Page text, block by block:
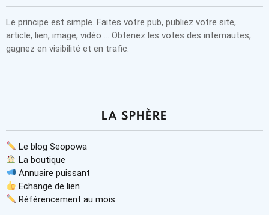
Le principe est simple. Faites votre pub, publiez votre site,
article, lien, image, vidéo … Obtenez les votes des internautes,
gagnez en visibilité et en trafic.
LA SPHÈRE
Le blog Seopowa
La boutique
Annuaire puissant
Echange de lien
Référencement au mois